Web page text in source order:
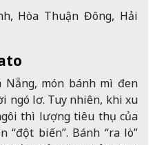
Hòa Thuận Đông, Hải
món bánh mì đen
ngó lơ. Tuy nhiên, khi xu
thì lượng tiêu thụ của
“đột biến”. Bánh “ra lò”